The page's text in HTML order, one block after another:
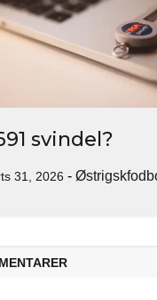
svindel?
31, 2026 -